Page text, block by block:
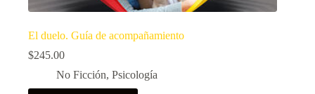
El duelo. Guía de acompañamiento
$245.00
No Ficción, Psicología